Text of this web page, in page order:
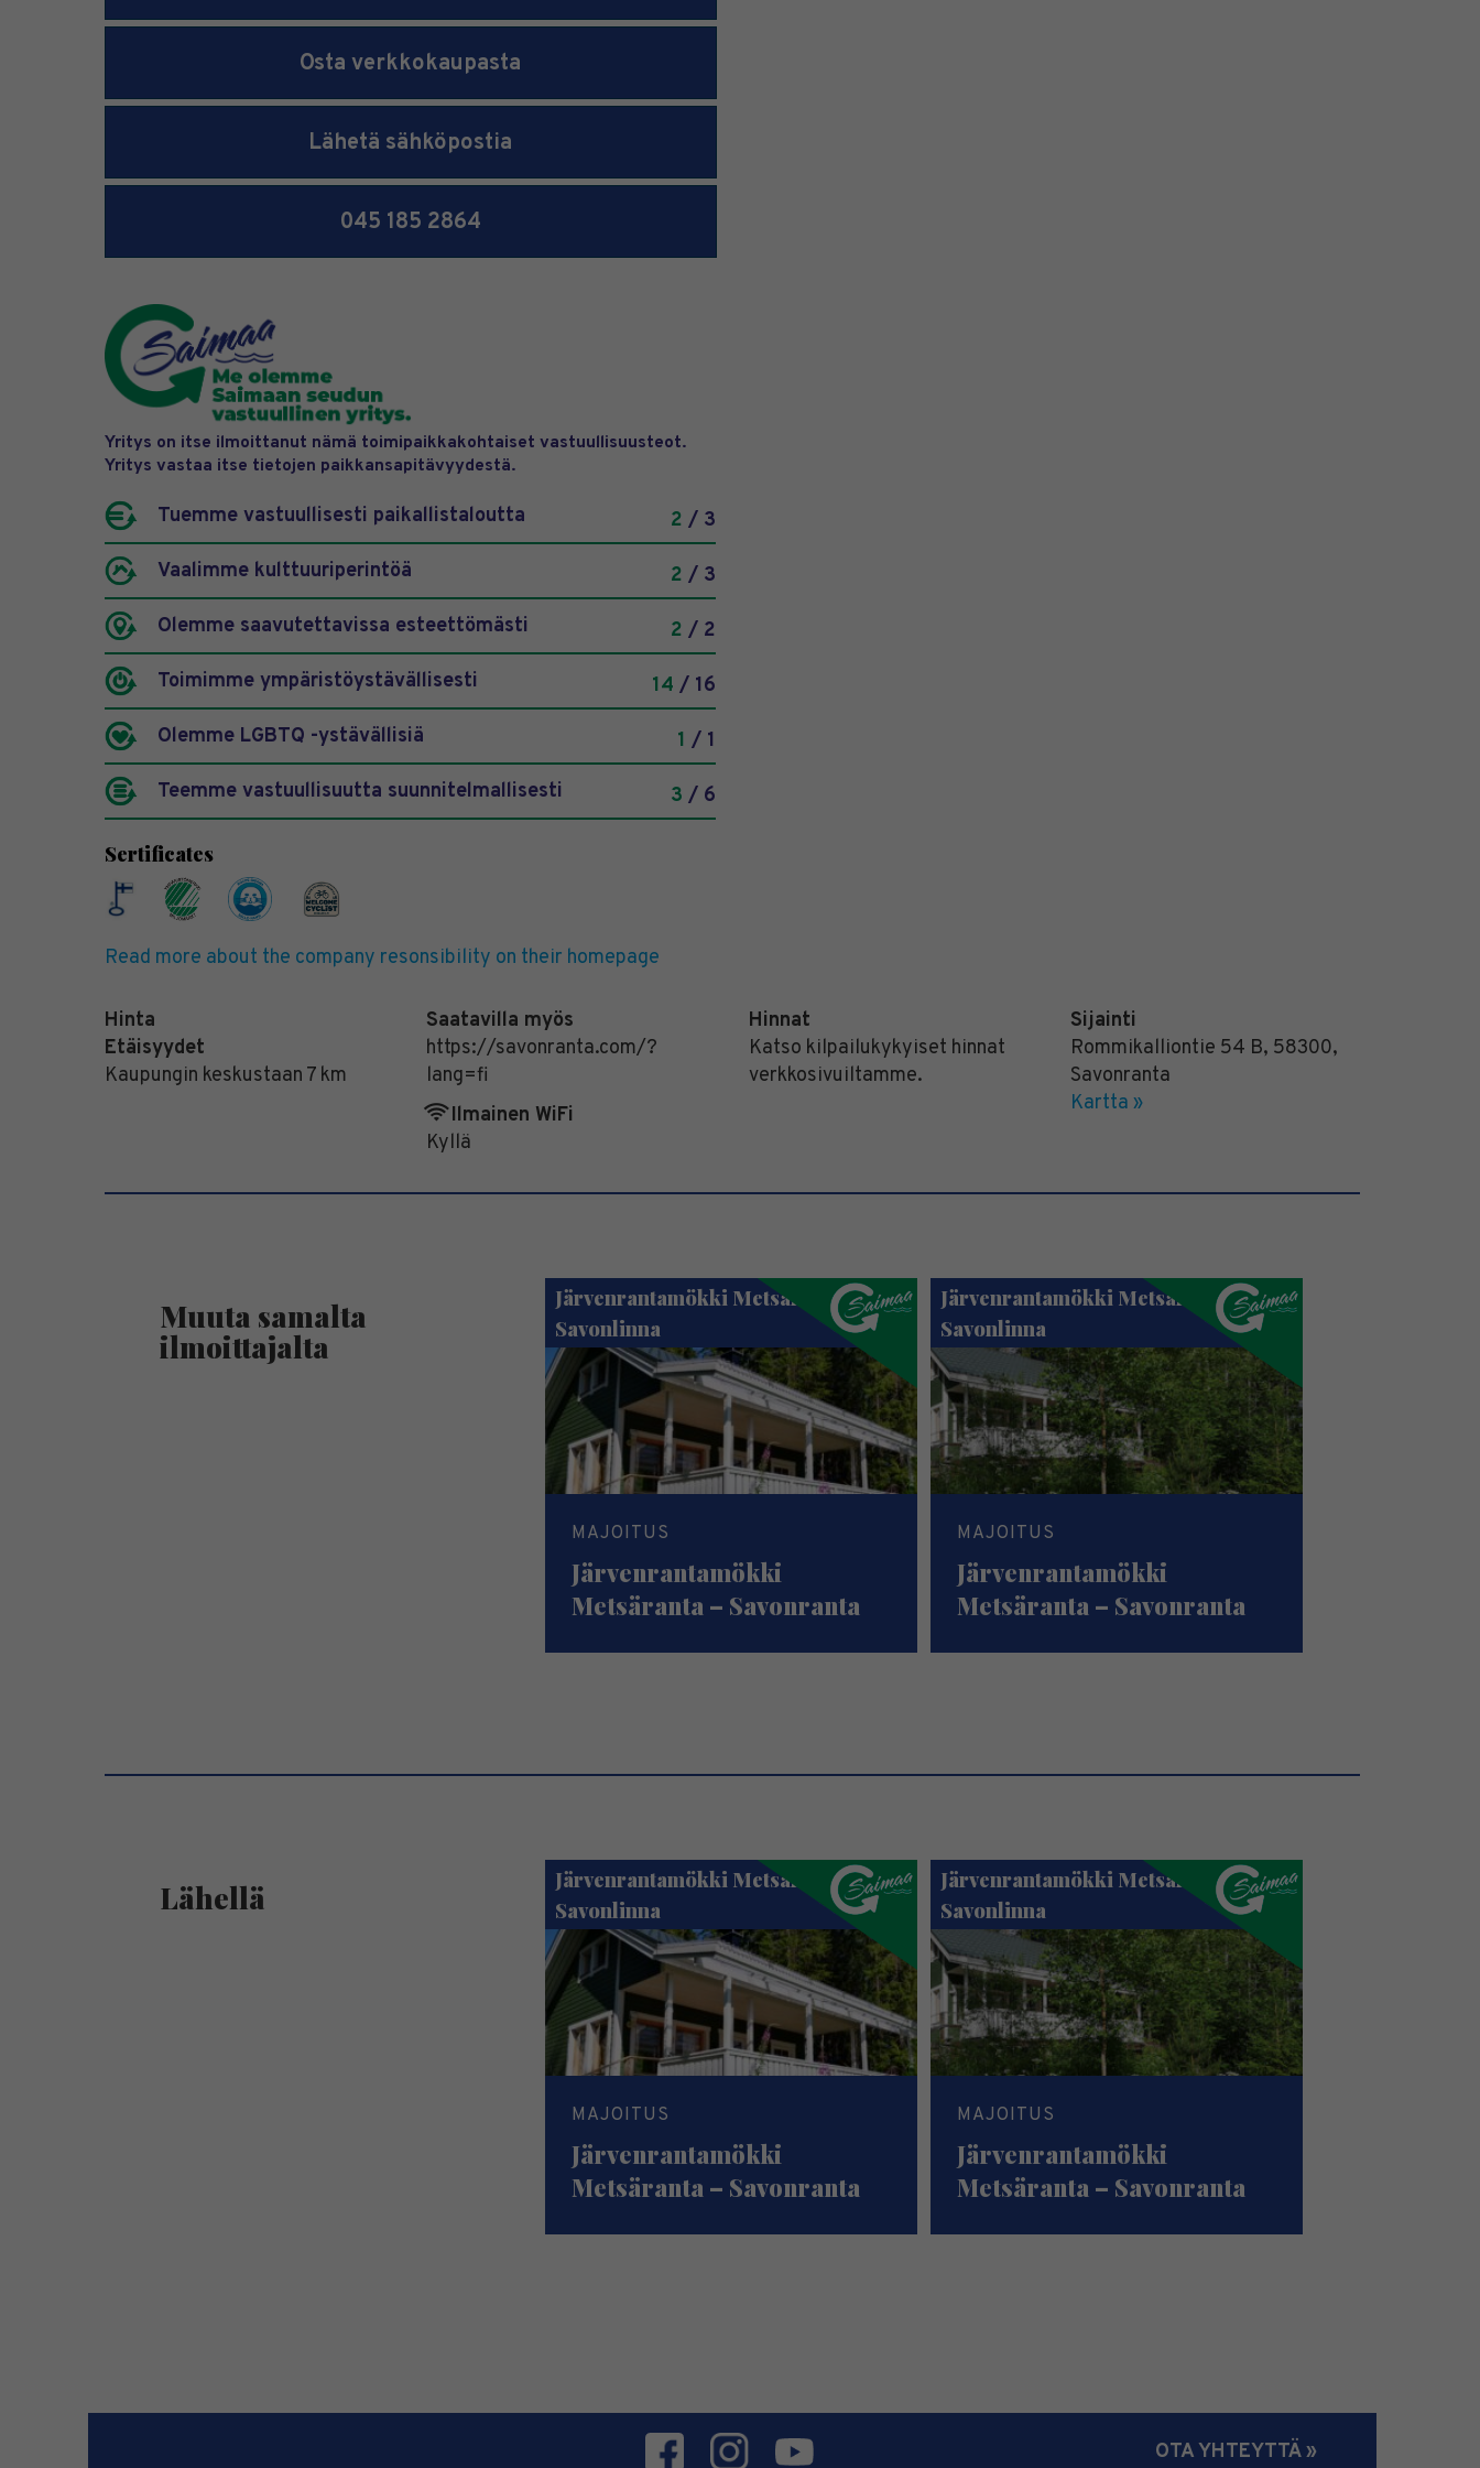
Osta verkkokaupasta
Lähetä sähköpostia
045 185 2864
Yritys on itse ilmoittanut nämä toimipaikkakohtaiset vastuullisuusteot.
Yritys vastaa itse tietojen paikkansapitävyydestä.
Tuemme vastuullisesti paikallistaloutta 2 / 3
Vaalimme kulttuuriperintöä
2 / 3
Olemme saavutettavissa esteettömästi
2 / 2
Toimimme ympäristöystävällisesti
14 / 16
Olemme LGBTQ -ystävällisiä
1 / 1
Teemme vastuullisuutta suunnitelmallisesti
3 / 6
Sertificates
Read more about the company resonsibility on their homepage
Hinta
Etäisyydet
Kaupungin keskustaan 7 km
Saatavilla myös
https://savonranta.com/?
lang=fi
Ilmainen WiFi
Kyllä
Hinnat
Katso kilpailukykyiset hinnat
verkkosivuiltamme.
Sijainti
Rommikalliontie 54 B, 58300,
Savonranta
Kartta »
Muuta samalta
ilmoittajalta
Järvenrantamökki Metsäranta –
Savonlinna
MAJOITUS
Järvenrantamökki
Metsäranta – Savonranta
Järvenrantamökki Metsäranta –
Savonlinna
MAJOITUS
Järvenrantamökki
Metsäranta – Savonranta
Lähellä
Järvenrantamökki Metsäranta –
Savonlinna
MAJOITUS
Järvenrantamökki
Metsäranta – Savonranta
Järvenrantamökki Metsäranta –
Savonlinna
MAJOITUS
Järvenrantamökki
Metsäranta – Savonranta
OTA YHTEYTTÄ »